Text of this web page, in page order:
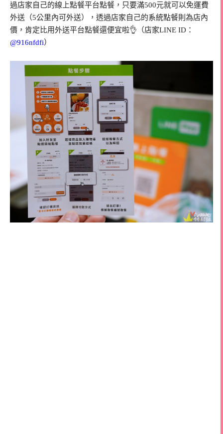
過店家自己的線上點餐平台點餐，只要滿500元就可以免運費
外送（5公里內可外送），透過店家自己的系統點餐則為店內
價，肯定比用外送平台點餐還便宜啦👌（店家LINE ID：
@916nfdfi）